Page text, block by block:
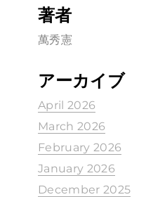
著者
萬秀憲
アーカイブ
April 2026
March 2026
February 2026
January 2026
December 2025